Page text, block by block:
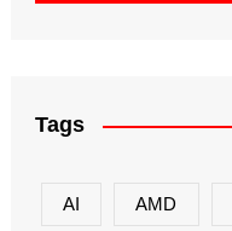
Tags
AI AMD